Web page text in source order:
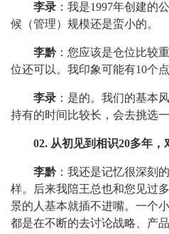
李录 ：我是1997年创建的
候（管理）规模还是蛮小的。
李黔：您应该是仓位比较
位还可以。我印象可能有10个点
李录 ：是的。我们的基本
持有的时间比较长，会去挑选
02. 从初见到相识20多年，
李黔：我还是记忆很深刻
样。后来我陪王总也和您见过
景的人基本就插不进嘴。一个
都是在不断的去讨论战略、产